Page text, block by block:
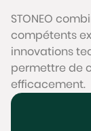
STONEO
compétents
innovations
permettre de
efficacement.